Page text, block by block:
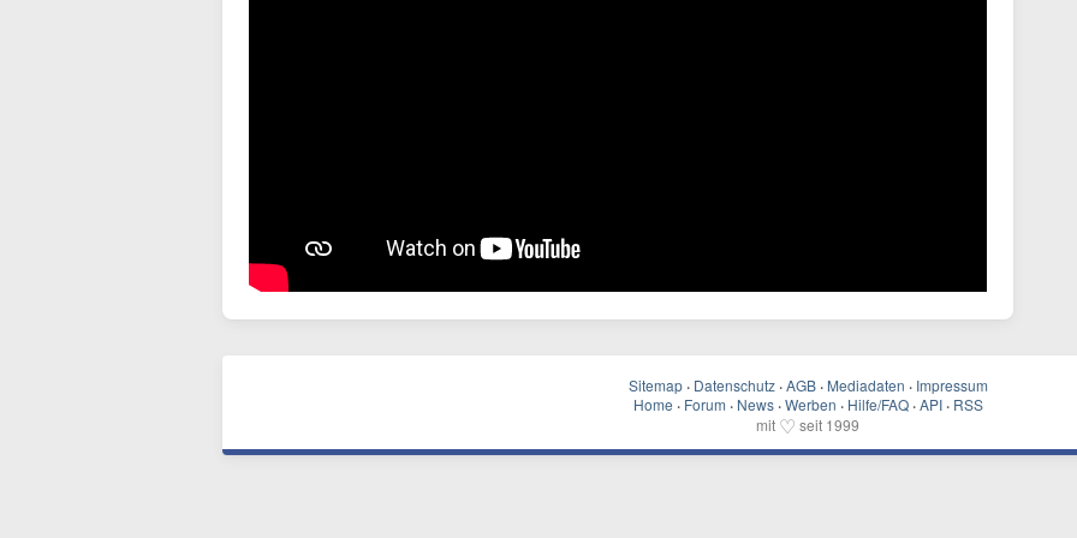
Sitemap · Datenschutz · AGB · Mediadaten · Impressum
Home · Forum · News · Werben · Hilfe/FAQ · API · RSS
mit ♡ seit 1999